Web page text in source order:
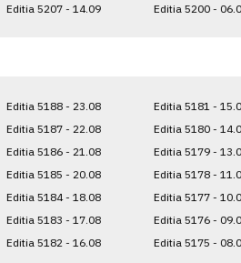
Editia 5207 - 14.09
Editia 5200 -
Editia 5188 - 23.08
Editia 5187 - 22.08
Editia 5186 - 21.08
Editia 5185 - 20.08
Editia 5184 - 18.08
Editia 5183 - 17.08
Editia 5182 - 16.08
Editia 5181 -
Editia 5180 -
Editia 5179 -
Editia 5178 -
Editia 5177 -
Editia 5176 -
Editia 5175 -